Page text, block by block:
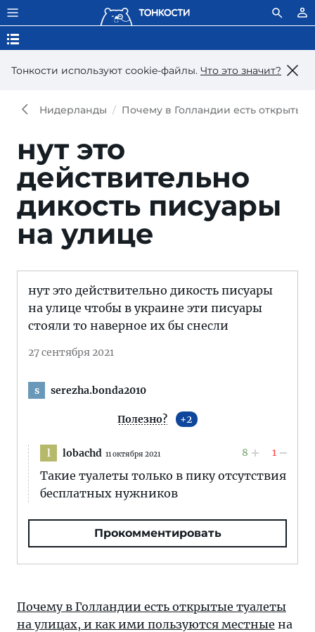
Тонкости используют сookie-файлы. Что это значит?
Нидерланды Почему в Голландии есть открытые
нут это
действительно
дикость писуары
на улице
нут это действительно дикость писуары
на улице чтобы в украине эти писуары
стояли то наверное их бы снесли
27 сентября 2021
s serezha.bonda2010
Полезно? 2
l lobachd 11 октября 2021 8 1
Такие туалеты только в пику отсутствия
бесплатных нужников
Прокомментировать
Почему в Голландии есть открытые туалеты
на улицах, и как ими пользуются местные на